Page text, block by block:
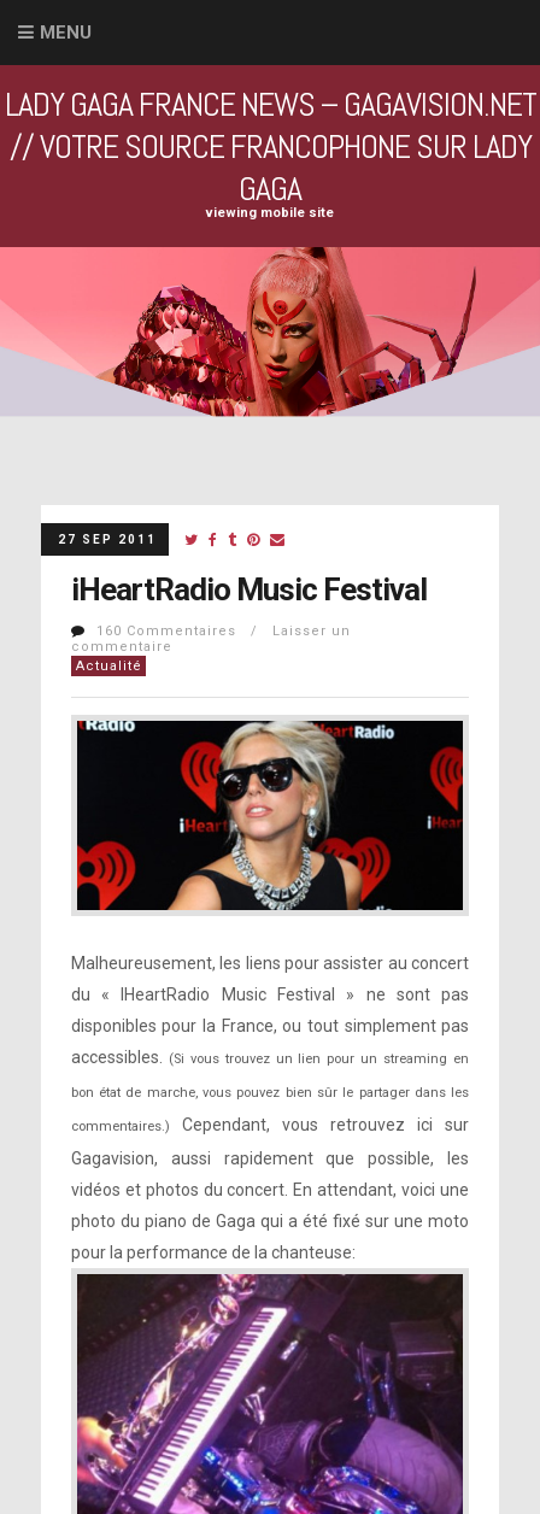
MENU
LADY GAGA FRANCE NEWS – GAGAVISION.NET
// VOTRE SOURCE FRANCOPHONE SUR LADY
GAGA
viewing mobile site
27 SEP 2011
iHeartRadio Music Festival
160 Commentaires / Laisser un
commentaire
Actualité
Malheureusement, les liens pour assister au concert
du « IHeartRadio Music Festival » ne sont pas
disponibles pour la France, ou tout simplement pas
accessibles. (Si vous trouvez un lien pour un streaming en
bon état de marche, vous pouvez bien sûr le partager dans les
commentaires.)
Cependant, vous retrouvez ici sur
Gagavision, aussi rapidement que possible, les
vidéos et photos du concert. En attendant, voici une
photo du piano de Gaga qui a été fixé sur une moto
pour la performance de la chanteuse: